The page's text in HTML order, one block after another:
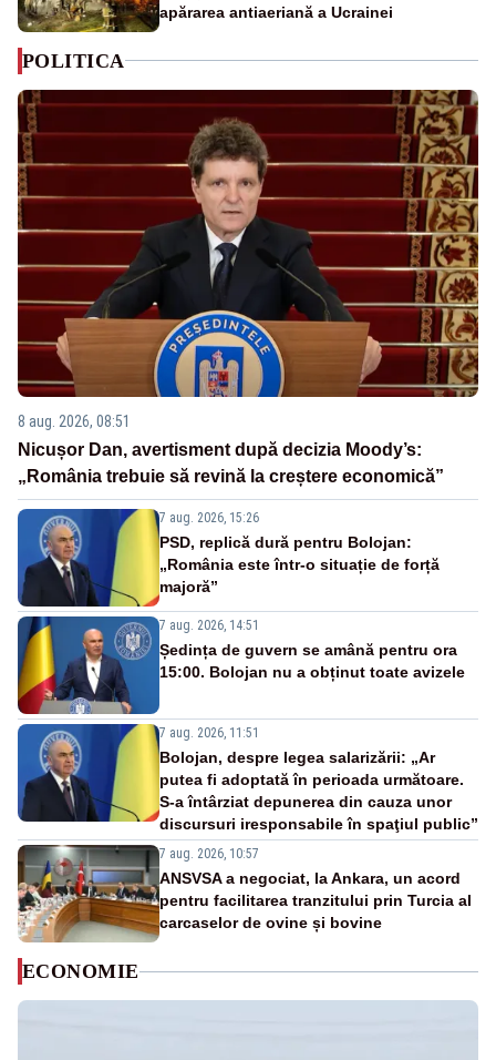
apărarea antiaeriană a Ucrainei
POLITICA
8 aug. 2026, 08:51
Nicușor Dan, avertisment după decizia Moody’s:
„România trebuie să revină la creștere economică”
7 aug. 2026, 15:26
PSD, replică dură pentru Bolojan:
„România este într-o situație de forță
majoră”
7 aug. 2026, 14:51
Ședința de guvern se amână pentru ora
15:00. Bolojan nu a obținut toate avizele
7 aug. 2026, 11:51
Bolojan, despre legea salarizării: „Ar
putea fi adoptată în perioada următoare.
S-a întârziat depunerea din cauza unor
discursuri iresponsabile în spaţiul public”
7 aug. 2026, 10:57
ANSVSA a negociat, la Ankara, un acord
pentru facilitarea tranzitului prin Turcia al
carcaselor de ovine și bovine
ECONOMIE